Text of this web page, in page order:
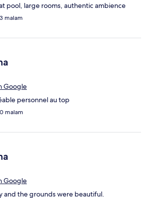
pool, large rooms, authentic ambience
malam
Google
personnel au top
malam
Google
and the grounds were beautiful.